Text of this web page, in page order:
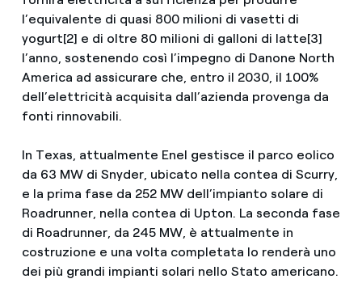
l’equivalente di quasi 800 milioni di vasetti di
yogurt[2] e di oltre 80 milioni di galloni di latte[3]
l’anno, sostenendo così l’impegno di Danone North
America ad assicurare che, entro il 2030, il 100%
dell’elettricità acquisita dall’azienda provenga da
fonti rinnovabili.
In Texas, attualmente Enel gestisce il parco eolico
da 63 MW di Snyder, ubicato nella contea di Scurry,
e la prima fase da 252 MW dell’impianto solare di
Roadrunner, nella contea di Upton. La seconda fase
di Roadrunner, da 245 MW, è attualmente in
costruzione e una volta completata lo renderà uno
dei più grandi impianti solari nello Stato americano.